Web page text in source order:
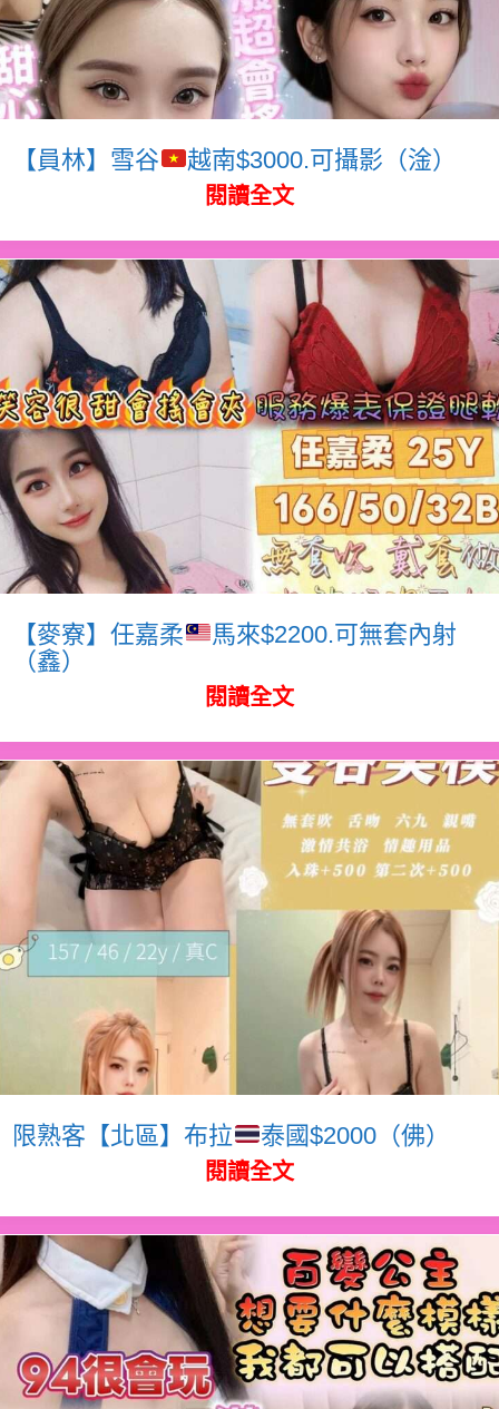
【員林】雪谷 越南$3000.可攝影（淦）
閱讀全文
【麥寮】任嘉柔
馬來$2200.可無套內射
（鑫）
閱讀全文
限熟客【北區】布拉 泰國$2000（佛）
閱讀全文